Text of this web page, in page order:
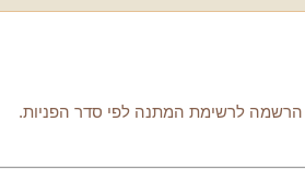
לרשימת המתנה לפי סדר הפניות.